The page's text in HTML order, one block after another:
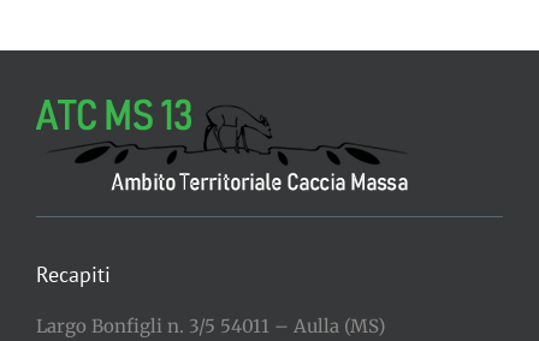
Recapiti
Largo Bonfigli n. 3/5 54011 – Aulla (MS)